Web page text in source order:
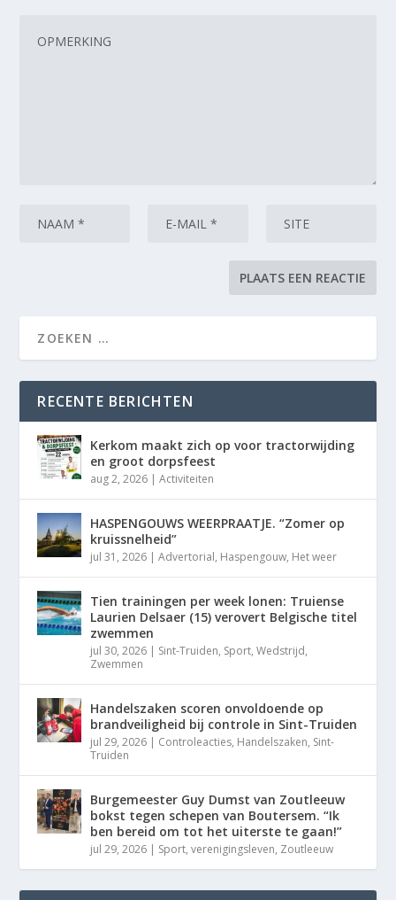
RECENTE BERICHTEN
Kerkom maakt zich op voor tractorwijding
en groot dorpsfeest
aug 2, 2026 |Activiteiten
HASPENGOUWS WEERPRAATJE. “Zomer op
kruissnelheid”
jul 31, 2026 |Advertorial, Haspengouw, Het weer
Tien trainingen per week lonen: Truiense
Laurien Delsaer (15) verovert Belgische titel
zwemmen
jul 30, 2026 | Sint-Truiden, Sport,Wedstrijd,
Zwemmen
Handelszaken scoren onvoldoende op
brandveiligheid bij controle in Sint-Truiden
jul 29, 2026 | Controleacties, Handelszaken, Sint-
Truiden
Burgemeester Guy Dumst van Zoutleeuw
bokst tegen schepen van Boutersem. “Ik
ben bereid om tot het uiterste te gaan!”
jul 29, 2026 | Sport,verenigingsleven, Zoutleeuw